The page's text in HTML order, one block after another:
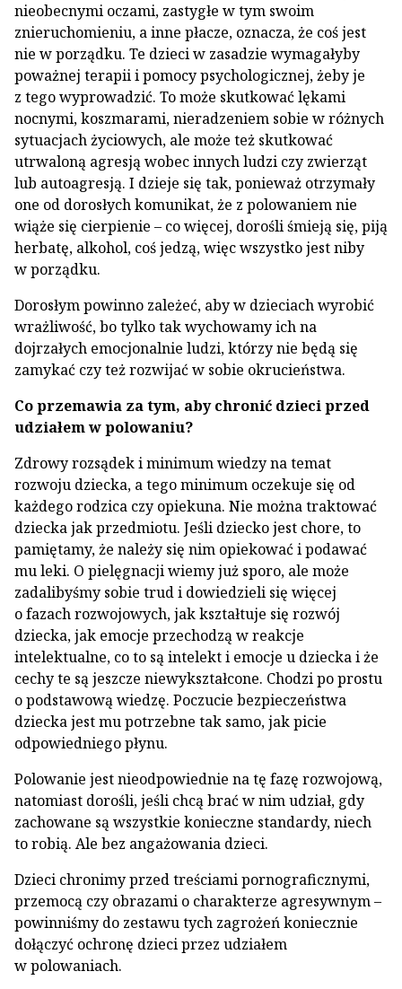
nieobecnymi oczami, zastygłe w tym swoim
znieruchomieniu, a inne płacze, oznacza, że coś jest
nie w porządku. Te dzieci w zasadzie wymagałyby
poważnej terapii i pomocy psychologicznej, żeby je
z tego wyprowadzić. To może skutkować lękami
nocnymi, koszmarami, nieradzeniem sobie w różnych
sytuacjach życiowych, ale może też skutkować
utrwaloną agresją wobec innych ludzi czy zwierząt
lub autoagresją. I dzieje się tak, ponieważ otrzymały
one od dorosłych komunikat, że z polowaniem nie
wiąże się cierpienie – co więcej, dorośli śmieją się, piją
herbatę, alkohol, coś jedzą, więc wszystko jest niby
w porządku.
Dorosłym powinno zależeć, aby w dzieciach wyrobić
wrażliwość, bo tylko tak wychowamy ich na
dojrzałych emocjonalnie ludzi, którzy nie będą się
zamykać czy też rozwijać w sobie okrucieństwa.
Co przemawia za tym, aby chronić dzieci przed
udziałem w polowaniu?
Zdrowy rozsądek i minimum wiedzy na temat
rozwoju dziecka, a tego minimum oczekuje się od
każdego rodzica czy opiekuna. Nie można traktować
dziecka jak przedmiotu. Jeśli dziecko jest chore, to
pamiętamy, że należy się nim opiekować i podawać
mu leki. O pielęgnacji wiemy już sporo, ale może
zadalibyśmy sobie trud i dowiedzieli się więcej
o fazach rozwojowych, jak kształtuje się rozwój
dziecka, jak emocje przechodzą w reakcje
intelektualne, co to są intelekt i emocje u dziecka i że
cechy te są jeszcze niewykształcone. Chodzi po prostu
o podstawową wiedzę. Poczucie bezpieczeństwa
dziecka jest mu potrzebne tak samo, jak picie
odpowiedniego płynu.
Polowanie jest nieodpowiednie na tę fazę rozwojową,
natomiast dorośli, jeśli chcą brać w nim udział, gdy
zachowane są wszystkie konieczne standardy, niech
to robią. Ale bez angażowania dzieci.
Dzieci chronimy przed treściami pornograficznymi,
przemocą czy obrazami o charakterze agresywnym –
powinniśmy do zestawu tych zagrożeń koniecznie
dołączyć ochronę dzieci przez udziałem
w polowaniach.